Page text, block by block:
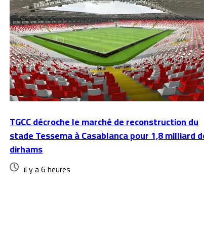
TGCC décroche le marché de reconstruction du
stade Tessema à Casablanca pour 1,8 milliard
dirhams
il y a 6 heures